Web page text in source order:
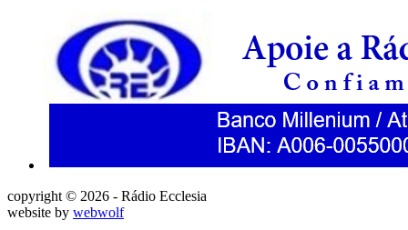
copyright © 2026 - Rádio Ecclesia
website by webwolf